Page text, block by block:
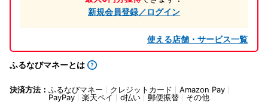
新規会員登録／ログイン
使える店舗・サービス一覧
ふるなびマネーとは
決済方法： ふるなびマネー クレジットカード
Amazon Pay
PayPay
楽天ペイ d払い 郵便振替 その他